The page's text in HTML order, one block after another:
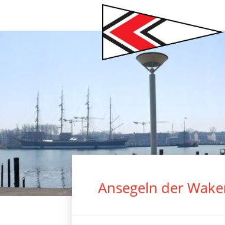
Navigation
überspringen
2 3 4 5 6 7
Ansegeln der